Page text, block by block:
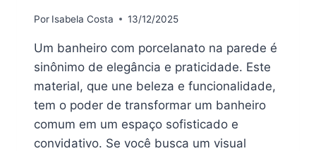
Por Isabela Costa 13/12/2025
Um banheiro com porcelanato na parede é
sinônimo de elegância e praticidade. Este
material, que une beleza e funcionalidade,
tem o poder de transformar um banheiro
comum em um espaço sofisticado e
convidativo. Se você busca um visual